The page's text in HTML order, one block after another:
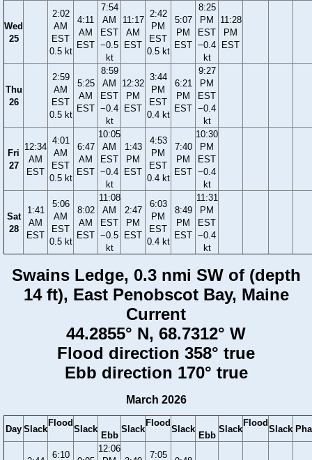
Wed
25
2:02
AM
EST
0.5 kt
4:11
AM
EST
7:54
AM
EST
−0.5
kt
11:17
AM
EST
2:42
PM
EST
0.5 kt
5:07
PM
EST
8:25
PM
EST
−0.4
kt
11:28
PM
EST
Thu
26
2:59
AM
EST
0.5 kt
5:25
AM
EST
8:59
AM
EST
−0.4
kt
12:32
PM
EST
3:44
PM
EST
0.4 kt
6:21
PM
EST
9:27
PM
EST
−0.4
kt
Fri
27
12:34
AM
EST
4:01
AM
EST
0.5 kt
6:47
AM
EST
10:05
AM
EST
−0.4
kt
1:43
PM
EST
4:53
PM
EST
0.4 kt
7:40
PM
EST
10:30
PM
EST
−0.4
kt
Sat
28
1:41
AM
EST
5:06
AM
EST
0.5 kt
8:02
AM
EST
11:08
AM
EST
−0.5
kt
2:47
PM
EST
6:03
PM
EST
0.4 kt
8:49
PM
EST
11:31
PM
EST
−0.4
kt
Swains Ledge, 0.3 nmi SW of (depth
14 ft), East Penobscot Bay, Maine
Current
44.2855° N, 68.7312° W
Flood direction 358° true
Ebb direction 170° true
March 2026
Day Slack
Flood
Slack
Ebb
Slack
Flood
Slack
Ebb
Slack
Flood
Slack
6:10
12:06
7:05